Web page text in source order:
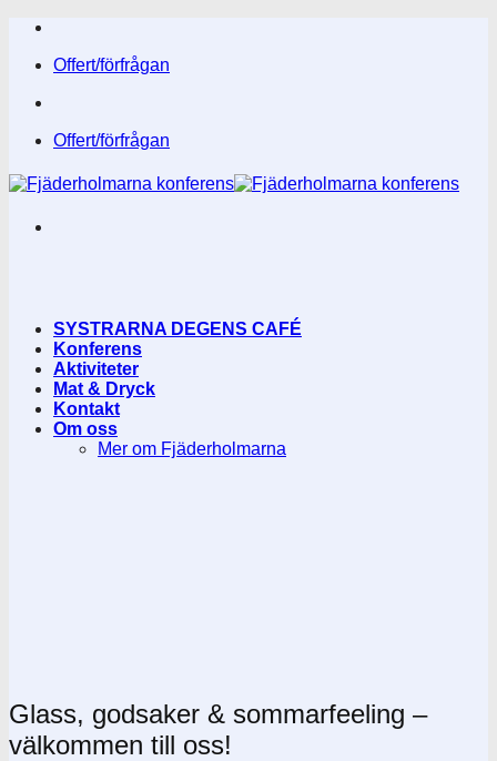
Skip
contentOffert/förfrågan
Offert/förfrågan
SYSTRARNA DEGENS CAFÉ
Konferens
Aktiviteter
Mat & Dryck
Kontakt
Om oss
Mer om Fjäderholmarna
Glass, godsaker & sommarfeeling –
välkommen till oss!